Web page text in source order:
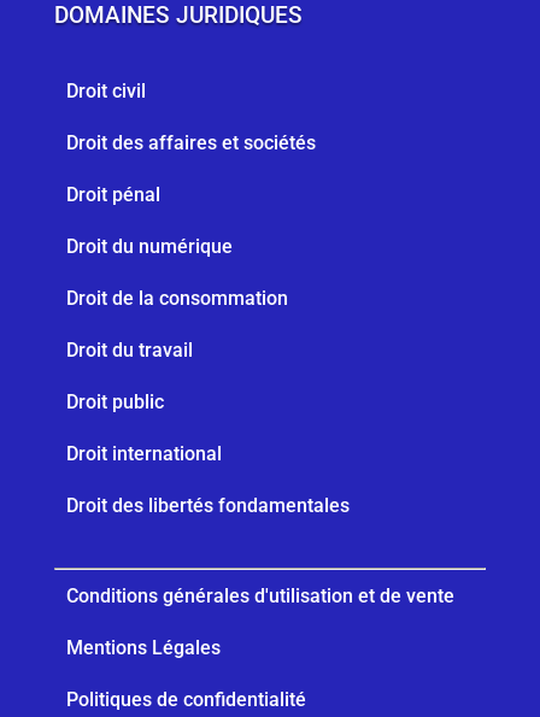
DOMAINES JURIDIQUES
Droit civil
Droit des affaires et sociétés
Droit pénal
Droit du numérique
Droit de la consommation
Droit du travail
Droit public
Droit international
Droit des libertés fondamentales
Conditions générales d'utilisation et de vente
Mentions Légales
Politiques de confidentialité